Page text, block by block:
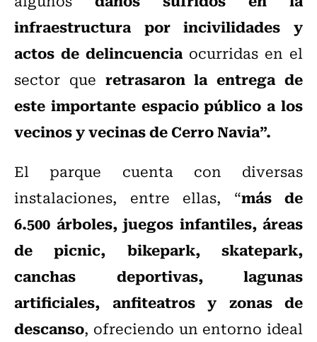
infraestructura por incivilidades y
actos de delincuencia ocurridas en el
sector que retrasaron la entrega de
este importante espacio público a los
vecinos y vecinas de Cerro Navia”.
El parque cuenta con diversas
instalaciones, entre ellas, “más de
6.500 árboles, juegos infantiles, áreas
de picnic, bikepark, skatepark,
canchas deportivas, lagunas
artificiales, anfiteatros y zonas de
descanso, ofreciendo un entorno ideal